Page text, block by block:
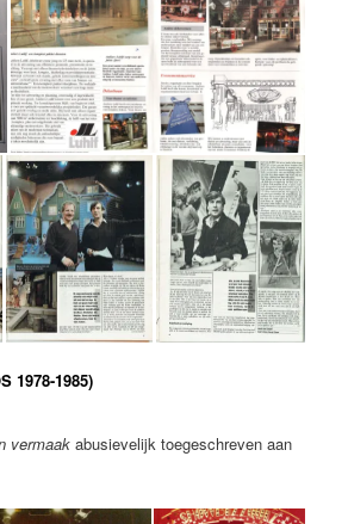
1978-1985)
vermaak abusievelijk toegeschreven aan